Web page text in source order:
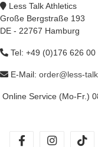
Less Talk Athletics
Große Bergstraße 193
DE - 22767 Hamburg
Tel: +49 (0)176 626 00
E-Mail: order@less-
Online Service (Mo-Fr.)
facebookinstagram